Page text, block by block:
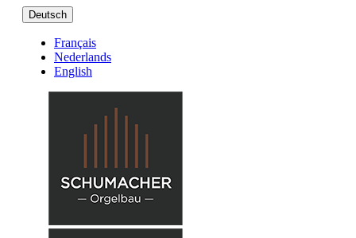
Deutsch
Français
Nederlands
English